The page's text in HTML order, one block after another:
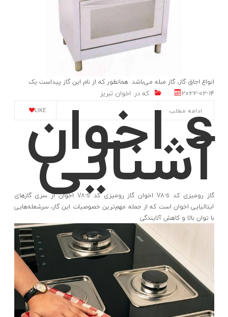
انواع اجاق گاز از نظر شکل ظاهری اجاق گاز مبله یکی از اولین و قدیمی ترین
انواع اجاق گاز، گاز مبله می‌باشد. همانطور که از نام این گاز پیداست یک
LIKE ادامه مطلب
کد V8-
s اخوان
گاز رومیزی کد V8-s اخوان گاز رومیزی کد V8-s اخوان از سری گازهای
ایتالیایی اخوان است که از جمله مهم‌ترین خصوصیات این گاز، سرشعله‌هایی
با توان بالا و کاهش آلایندگی
LIKE ادامه مطلب
2022-02-14 که در: اخوان تبریز
آشنایی
با گاز